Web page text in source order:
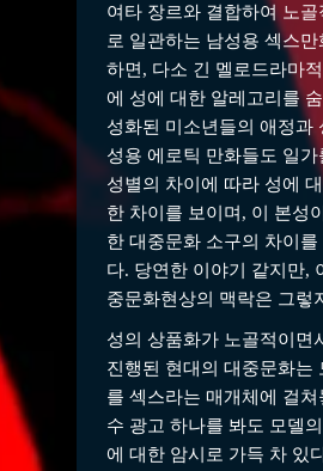
여타 장르와 결합하여 노골
로 일관하는 남성용 섹스
하면, 다소 긴 멜로드라마
에 성에 대한 알레고리를
성화된 미소년들의 애정과
성용 에로틱 만화들도 일가
성별의 차이에 따라 성에
한 차이를 보이며, 이 본성
한 대중문화 소구의 차이를
다. 당연한 이야기 같지만,
중문화현상의 맥락은 그렇
성의 상품화가 노골적이면
진행된 현대의 대중문화는
를 섹스라는 매개체에 걸쳐
수 광고 하나를 봐도 모델
에 대한 암시로 가득 차 있